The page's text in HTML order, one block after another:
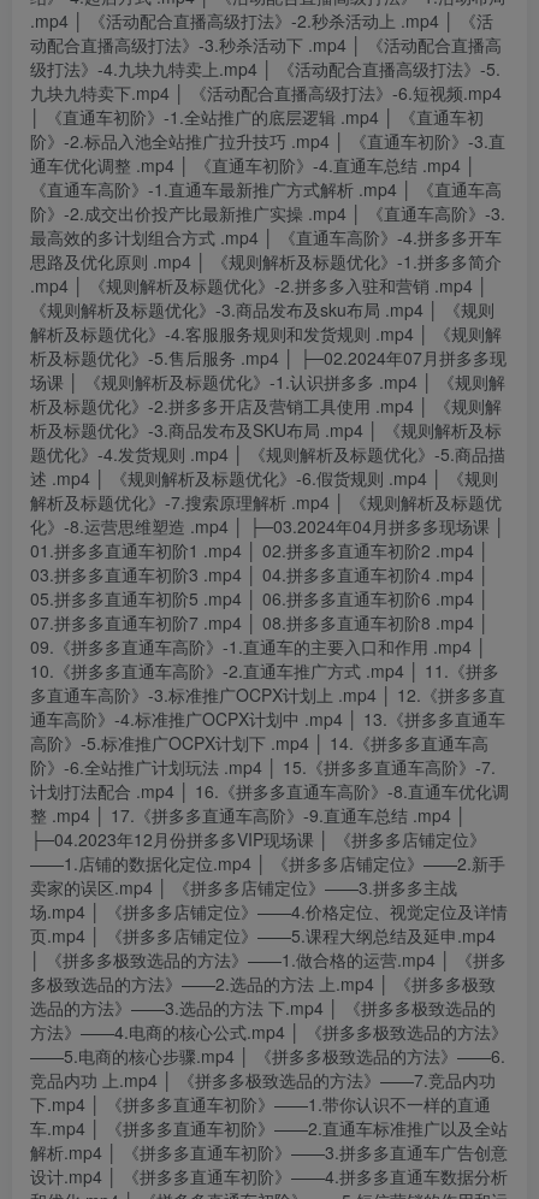
.mp4 │ 《活动配合直播高级打法》-2.秒杀活动上 .mp4 │ 《活
动配合直播高级打法》-3.秒杀活动下 .mp4 │ 《活动配合直播高
级打法》-4.九块九特卖上.mp4 │ 《活动配合直播高级打法》-5.
九块九特卖下.mp4 │ 《活动配合直播高级打法》-6.短视频.mp4
│ 《直通车初阶》-1.全站推广的底层逻辑 .mp4 │ 《直通车初
阶》-2.标品入池全站推广拉升技巧 .mp4 │ 《直通车初阶》-3.直
通车优化调整 .mp4 │ 《直通车初阶》-4.直通车总结 .mp4 │
《直通车高阶》-1.直通车最新推广方式解析 .mp4 │ 《直通车高
阶》-2.成交出价投产比最新推广实操 .mp4 │ 《直通车高阶》-3.
最高效的多计划组合方式 .mp4 │ 《直通车高阶》-4.拼多多开车
思路及优化原则 .mp4 │ 《规则解析及标题优化》-1.拼多多简介
.mp4 │ 《规则解析及标题优化》-2.拼多多入驻和营销 .mp4 │
《规则解析及标题优化》-3.商品发布及sku布局 .mp4 │ 《规则
解析及标题优化》-4.客服服务规则和发货规则 .mp4 │ 《规则解
析及标题优化》-5.售后服务 .mp4 │ ├─02.2024年07月拼多多现
场课 │ 《规则解析及标题优化》-1.认识拼多多 .mp4 │ 《规则解
析及标题优化》-2.拼多多开店及营销工具使用 .mp4 │ 《规则解
析及标题优化》-3.商品发布及SKU布局 .mp4 │ 《规则解析及标
题优化》-4.发货规则 .mp4 │ 《规则解析及标题优化》-5.商品描
述 .mp4 │ 《规则解析及标题优化》-6.假货规则 .mp4 │ 《规则
解析及标题优化》-7.搜索原理解析 .mp4 │ 《规则解析及标题优
化》-8.运营思维塑造 .mp4 │ ├─03.2024年04月拼多多现场课 │
01.拼多多直通车初阶1 .mp4 │ 02.拼多多直通车初阶2 .mp4 │
03.拼多多直通车初阶3 .mp4 │ 04.拼多多直通车初阶4 .mp4 │
05.拼多多直通车初阶5 .mp4 │ 06.拼多多直通车初阶6 .mp4 │
07.拼多多直通车初阶7 .mp4 │ 08.拼多多直通车初阶8 .mp4 │
09.《拼多多直通车高阶》-1.直通车的主要入口和作用 .mp4 │
10.《拼多多直通车高阶》-2.直通车推广方式 .mp4 │ 11.《拼多
多直通车高阶》-3.标准推广OCPX计划上 .mp4 │ 12.《拼多多直
通车高阶》-4.标准推广OCPX计划中 .mp4 │ 13.《拼多多直通车
高阶》-5.标准推广OCPX计划下 .mp4 │ 14.《拼多多直通车高
阶》-6.全站推广计划玩法 .mp4 │ 15.《拼多多直通车高阶》-7.
计划打法配合 .mp4 │ 16.《拼多多直通车高阶》-8.直通车优化调
整 .mp4 │ 17.《拼多多直通车高阶》-9.直通车总结 .mp4 │
├─04.2023年12月份拼多多VIP现场课 │ 《拼多多店铺定位》
——1.店铺的数据化定位.mp4 │ 《拼多多店铺定位》——2.新手
卖家的误区.mp4 │ 《拼多多店铺定位》——3.拼多多主战
场.mp4 │ 《拼多多店铺定位》——4.价格定位、视觉定位及详情
页.mp4 │ 《拼多多店铺定位》——5.课程大纲总结及延申.mp4
│ 《拼多多极致选品的方法》——1.做合格的运营.mp4 │ 《拼多
多极致选品的方法》——2.选品的方法 上.mp4 │ 《拼多多极致
选品的方法》——3.选品的方法 下.mp4 │ 《拼多多极致选品的
方法》——4.电商的核心公式.mp4 │ 《拼多多极致选品的方法》
——5.电商的核心步骤.mp4 │ 《拼多多极致选品的方法》——6.
竞品内功 上.mp4 │ 《拼多多极致选品的方法》——7.竞品内功
下.mp4 │ 《拼多多直通车初阶》——1.带你认识不一样的直通
车.mp4 │ 《拼多多直通车初阶》——2.直通车标准推广以及全站
解析.mp4 │ 《拼多多直通车初阶》——3.拼多多直通车广告创意
设计.mp4 │ 《拼多多直通车初阶》——4.拼多多直通车数据分析